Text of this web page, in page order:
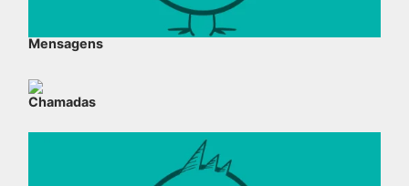
Mensagens
Chamadas